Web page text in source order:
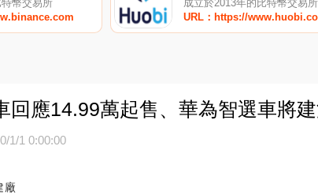
幣交易所
成立於2013年的比特幣交易所
URL：https://
回應14.99萬起售、華為智選車將
1/1 0:00:00
廠